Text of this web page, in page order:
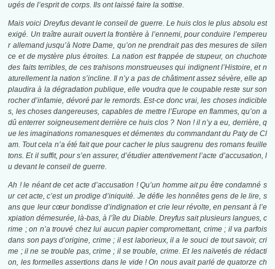
ugés de l’esprit de corps. Ils ont laissé faire la sottise.
Mais voici Dreyfus devant le conseil de guerre. Le huis clos le plus absolu est
exigé. Un traître aurait ouvert la frontière à l’ennemi, pour conduire l’empereu
r allemand jusqu’à Notre Dame, qu’on ne prendrait pas des mesures de silen
ce et de mystère plus étroites. La nation est frappée de stupeur, on chuchote
des faits terribles, de ces trahisons monstrueuses qui indignent l’Histoire, et n
aturellement la nation s’incline. Il n’y a pas de châtiment assez sévère, elle ap
plaudira à la dégradation publique, elle voudra que le coupable reste sur son
rocher d’infamie, dévoré par le remords. Est-ce donc vrai, les choses indicible
s, les choses dangereuses, capables de mettre l’Europe en flammes, qu’on a
dû enterrer soigneusement derrière ce huis clos ? Non ! il n’y a eu, derrière, q
ue les imaginations romanesques et démentes du commandant du Paty de Cl
am. Tout cela n’a été fait que pour cacher le plus saugrenu des romans feuille
tons. Et il suffit, pour s’en assurer, d’étudier attentivement l’acte d’accusation, l
u devant le conseil de guerre.
Ah ! le néant de cet acte d’accusation ! Qu’un homme ait pu être condamné s
ur cet acte, c’est un prodige d’iniquité. Je défie les honnêtes gens de le lire, s
ans que leur cœur bondisse d’indignation et crie leur révolte, en pensant à l’e
xpiation démesurée, là-bas, à l’île du Diable. Dreyfus sait plusieurs langues, c
rime ; on n’a trouvé chez lui aucun papier compromettant, crime ; il va parfois
dans son pays d’origine, crime ; il est laborieux, il a le souci de tout savoir, cri
me ; il ne se trouble pas, crime ; il se trouble, crime. Et les naïvetés de rédacti
on, les formelles assertions dans le vide ! On nous avait parlé de quatorze ch